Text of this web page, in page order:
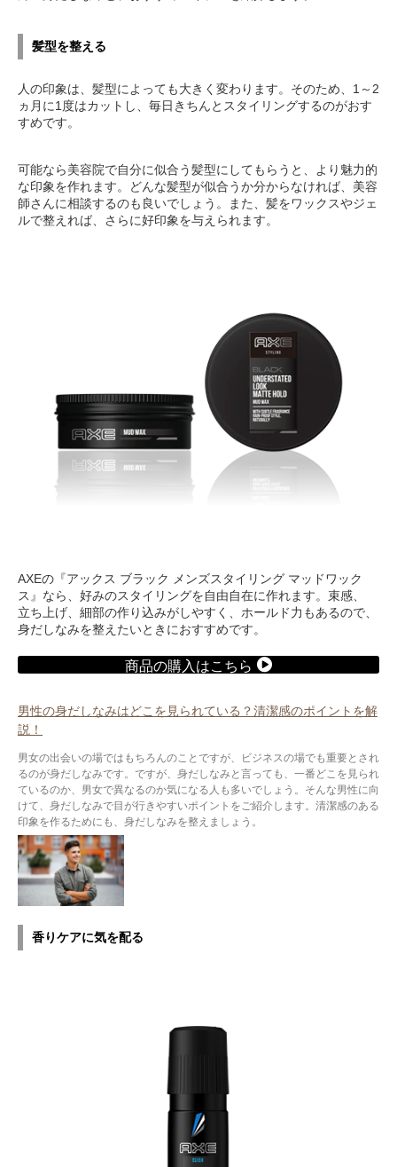
髪型を整える
人の印象は、髪型によっても大きく変わります。そのため、1～2
ヵ月に1度はカットし、毎日きちんとスタイリングするのがおす
すめです。
可能なら美容院で自分に似合う髪型にしてもらうと、より魅力的
な印象を作れます。どんな髪型が似合うか分からなければ、美容
師さんに相談するのも良いでしょう。また、髪をワックスやジェ
ルで整えれば、さらに好印象を与えられます。
AXEの『アックス ブラック メンズスタイリング マッドワック
ス』なら、好みのスタイリングを自由自在に作れます。束感、
立ち上げ、細部の作り込みがしやすく、ホールド力もあるので、
身だしなみを整えたいときにおすすめです。
商品の購入はこちら
男性の身だしなみはどこを見られている？清潔感のポイントを解
説！
男女の出会いの場ではもちろんのことですが、ビジネスの場でも重要とされ
るのが身だしなみです。ですが、身だしなみと言っても、一番どこを見られ
ているのか、男女で異なるのか気になる人も多いでしょう。そんな男性に向
けて、身だしなみで目が行きやすいポイントをご紹介します。清潔感のある
印象を作るためにも、身だしなみを整えましょう。
香りケアに気を配る